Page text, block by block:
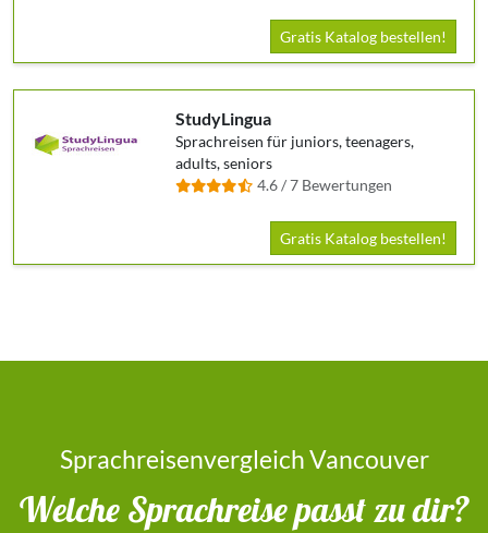
Gratis Katalog bestellen!
StudyLingua
Sprachreisen für juniors, teenagers,
adults, seniors
4.6 / 7 Bewertungen
Gratis Katalog bestellen!
Sprachreisenvergleich Vancouver
Welche Sprachreise passt zu dir?